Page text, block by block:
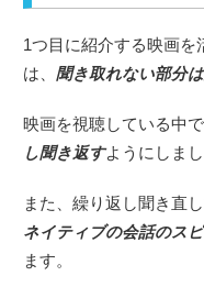
1つ目に紹介する映画を
は、 聞き取れない部分
映画を視聴している中
し聞き返すようにしまし
また、繰り返し聞き直
ネイティブの会話のス
ます。